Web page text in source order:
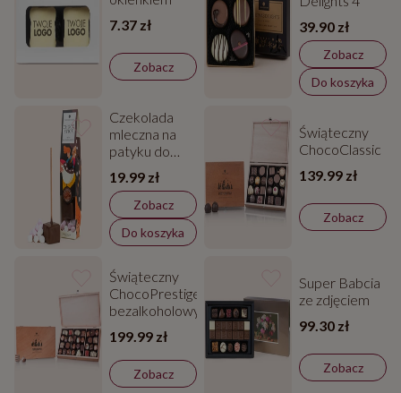
7.37 zł
Zobacz
39.90 zł
Zobacz
Do koszyka
Czekolada
mleczna na
patyku do
rozpuszczania-
Chocostick
19.99 zł
Zobacz
Do koszyka
Świąteczny
ChocoClassic
139.99 zł
Zobacz
Świąteczny
ChocoPrestige
bezalkoholowy
199.99 zł
Zobacz
Super Babcia
ze zdjęciem
99.30 zł
Zobacz